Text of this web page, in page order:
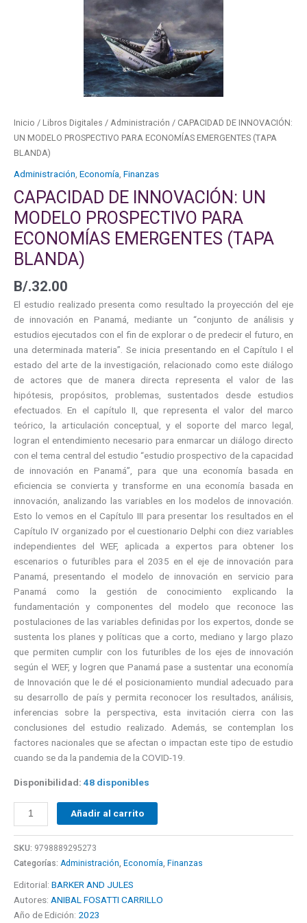
Inicio / Libros Digitales / Administración / CAPACIDAD DE INNOVACIÓN:
UN MODELO PROSPECTIVO PARA ECONOMÍAS EMERGENTES (TAPA
BLANDA)
Administración Economía Finanzas
CAPACIDAD DE INNOVACIÓN: UN
MODELO PROSPECTIVO PARA
ECONOMÍAS EMERGENTES (TAPA
BLANDA)
B/.32.00
El estudio realizado presenta como resultado la proyección del eje
de innovación en Panamá, mediante un “conjunto de análisis y
estudios ejecutados con el fin de explorar o de predecir el futuro, en
una determinada materia”. Se inicia presentando en el Capítulo I el
estado del arte de la investigación, relacionado como este diálogo
de actores que de manera directa representa el valor de las
hipótesis, propósitos, problemas, sustentados desde estudios
efectuados. En el capítulo II, que representa el valor del marco
teórico, la articulación conceptual, y el soporte del marco legal,
logran el entendimiento necesario para enmarcar un diálogo directo
con el tema central del estudio “estudio prospectivo de la capacidad
de innovación en Panamá”, para que una economía basada en
eficiencia se convierta y transforme en una economía basada en
innovación, analizando las variables en los modelos de innovación.
Esto lo vemos en el Capítulo III para presentar los resultados en el
Capítulo IV organizado por el cuestionario Delphi con diez variables
independientes del WEF, aplicada a expertos para obtener los
escenarios o futuribles para el 2035 en el eje de innovación para
Panamá, presentando el modelo de innovación en servicio para
Panamá como la gestión de conocimiento explicando la
fundamentación y componentes del modelo que reconoce las
postulaciones de las variables definidas por los expertos, donde se
sustenta los planes y políticas que a corto, mediano y largo plazo
que permiten cumplir con los futuribles de los ejes de innovación
según el WEF, y logren que Panamá pase a sustentar una economía
de Innovación que le dé el posicionamiento mundial adecuado para
su desarrollo de país y permita reconocer los resultados, análisis,
inferencias sobre la perspectiva, esta invitación cierra con las
conclusiones del estudio realizado. Además, se contemplan los
factores nacionales que se afectan o impactan este tipo de estudio
cuando se da la pandemia de la COVID-19.
Disponibilidad: 48 disponibles
Añadir al carrito
SKU: 9798889295273
Categorías: Administración Economía Finanzas
Editorial: BARKER AND JULES
Autores: ANIBAL FOSATTI CARRILLO
Año de Edición: 2023